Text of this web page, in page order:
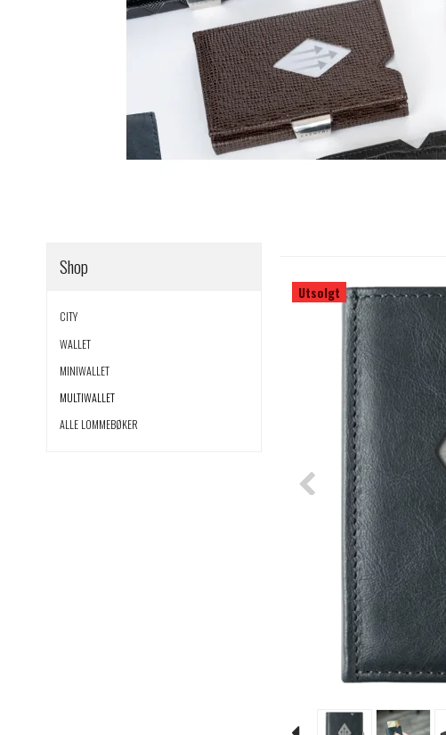
Shop
CITY
WALLET
MINIWALLET
MULTIWALLET
ALLE LOMMEBØKER
Utsolgt